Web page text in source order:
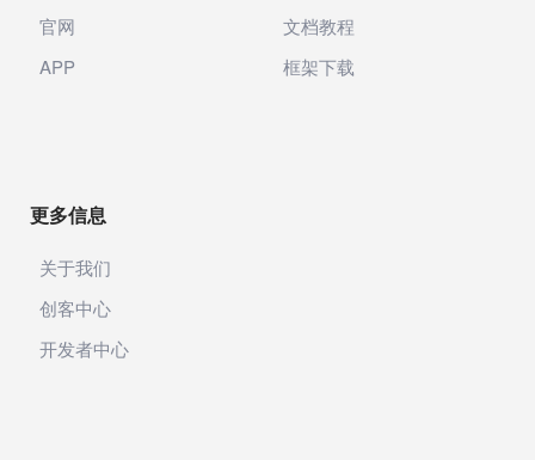
官网
APP
文档教程
框架下载
更多信息
关于我们
创客中心
开发者中心